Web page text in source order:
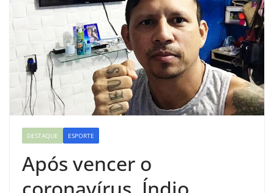
DESTAQUE ESPORTE
Após vencer o